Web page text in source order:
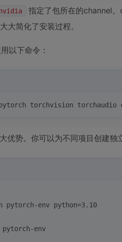
指定了包所在的channel
大简化了安装过程。
以下命令：
torchvision torchaudio
优势。你可以为不同项目创建独
pytorch-env python=3.10
env